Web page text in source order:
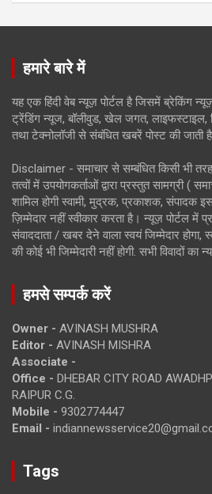
हमारे बारे में
यह एक हिंदी वेब न्यूज़ पोर्टल है जिसमें ब्रेकिंग
ट्रेंडिंग न्यूज, बॉलीवुड, खेल जगत, लाइफस्टाइल,
तथा टेक्नोलॉजी से संबंधित खबरें पोस्ट की जाती
Disclaimer - समाचार से सम्बंधित किसी भी
तत्वों में उपयोगकर्ताओं द्वारा प्रस्तुत सामग्री (
शामिल होगी स्वामी, मुद्रक, प्रकाशक, संपादक
ज़िम्मेदार नहीं स्वीकार करता है। न्यूज़ पोर्टल में
संवाददाता / खबर देने वाला स्वयं जिम्मेदार
की कोई भी जिम्मेदारी नहीं होगी. सभी विवादों का
हमसे सम्पर्क करें
Owner - AVINASH MUSHRA
Editor - AVINASH MISHRA
Associate -
Office - DHEBAR CITY ROAD
RAIPUR C.G.
Mobile - 9302774447
Email -
Tags